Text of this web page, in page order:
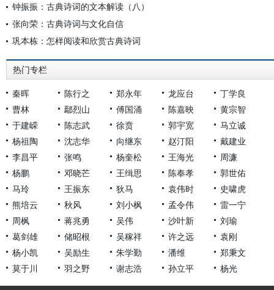
钟振振：古典诗词的文本解读（八）
张向荣：古典诗词与文化自信
巩本栋：怎样阅读和欣赏古典诗词
热门专栏
秦晖 陈行之 郑永年 龙应台
丁学良
曹林
鄢烈山 傅国涌 陈嘉映
黄宗智
于建嵘
陈志武 徐贲 郭宇宽
马立诚
杨祖陶
沈志华 向继东 赵汀阳
戴建业
李昌平
张鸣 杨奎松 王海光
周濂
杨鹏
邓晓芒 王缉思 陈奉孝
郭世佑
马玲
王振东 狄马 袁伟时
史啸虎
熊培云
秋风 刘小枫 孟令伟
雷一宁
周枫
蒋兆勇 吴伟 沙叶新
刘瑜
葛剑雄
储昭根 吴稼祥 许之远
袁刚
杨小凯
吴励生 朱学勤 潘维
郑秉文
莫于川
羽之野 谢志浩 孙立平 杨光